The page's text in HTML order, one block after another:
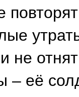
не
– её